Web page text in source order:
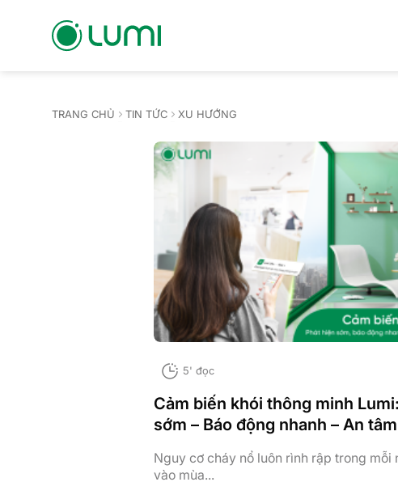
TRANG CHỦ TIN TỨC XU HƯỚNG
5' đọc
Cảm biến khói thông minh
sớm – Báo động nhanh – An
Nguy cơ cháy nổ luôn rình rập trong mỗi
vào mùa...